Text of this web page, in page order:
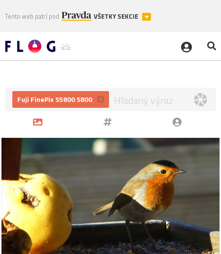
Tento web patrí pod VŠETKY SEKCIE
Fuji FinePix S5800 S800